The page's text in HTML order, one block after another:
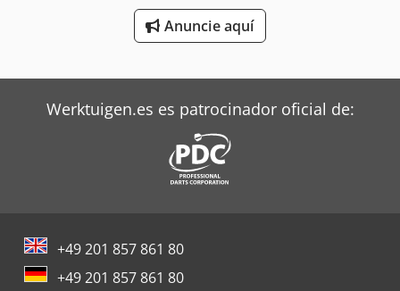
Anuncie aquí
Werktuigen.es es patrocinador oficial de:
+49 201 857 861 80
+49 201 857 861 80